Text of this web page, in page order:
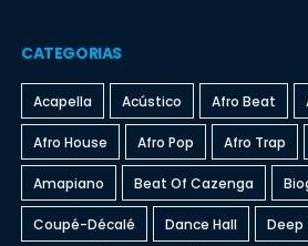
CATEGORIAS
Acapella Acústico Afro Beat
Afro House Afro Pop Afro Trap
Amapiano Beat Of Cazenga
Coupé-Décalé Dance Hall Deep